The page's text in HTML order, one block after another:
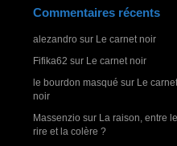
Commentaires récents
alezandro sur Le carnet noir
Fifika62 sur Le carnet noir
le bourdon masqué sur Le carnet
noir
Massenzio sur La raison, entre le
rire et la colère ?